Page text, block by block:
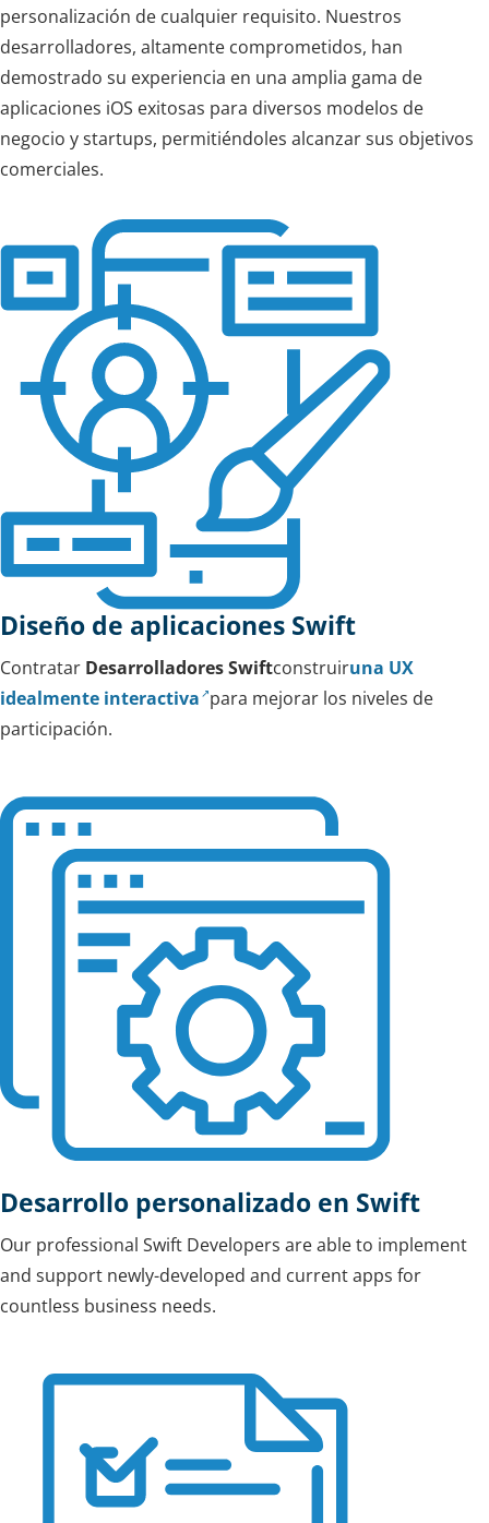
personalización de cualquier requisito. Nuestros
desarrolladores, altamente comprometidos, han
demostrado su experiencia en una amplia gama de
aplicaciones iOS exitosas para diversos modelos de
negocio y startups, permitiéndoles alcanzar sus objetivos
comerciales.
Diseño de aplicaciones Swift
Contratar Desarrolladores Swiftconstruiruna UX
idealmente interactiva para mejorar los niveles de
participación.
Desarrollo personalizado en Swift
Our professional Swift Developers are able to implement
and support newly-developed and current apps for
countless business needs.